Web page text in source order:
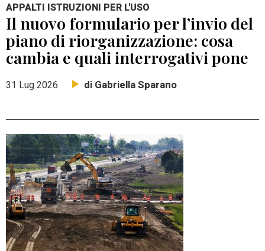
APPALTI ISTRUZIONI PER L'USO
Il nuovo formulario per l’invio del
piano di riorganizzazione: cosa
cambia e quali interrogativi pone
31 Lug 2026 di Gabriella Sparano